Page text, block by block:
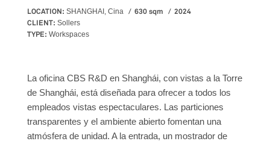
LOCATION: SHANGHAI, Cina 630 sqm
2024
CLIENT: Sollers
TYPE: Workspaces
La oficina CBS R&D en Shanghái, con vistas a la Torre
de Shanghái, está diseñada para ofrecer a todos los
empleados vistas espectaculares. Las particiones
transparentes y el ambiente abierto fomentan una
atmósfera de unidad. A la entrada, un mostrador de